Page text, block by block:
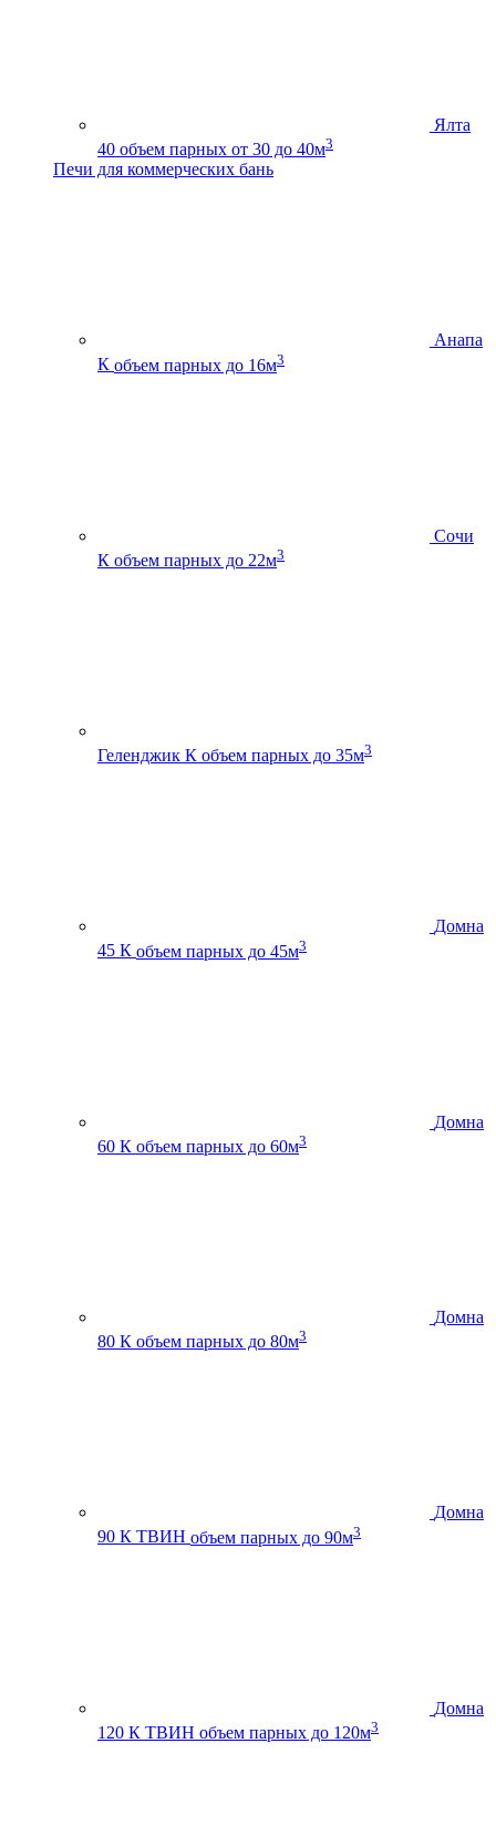
Ялта
40 объем парных от 30 до 40м3
Печи для коммерческих бань
Анапа
К объем парных до 16м3
Сочи
К объем парных до 22м3
Геленджик К объем парных до 35м3
Домна
45 К объем парных до 45м3
Домна
60 К объем парных до 60м3
Домна
80 К объем парных до 80м3
Домна
90 К ТВИН объем парных до 90м3
Домна
120 К ТВИН объем парных до 120м3